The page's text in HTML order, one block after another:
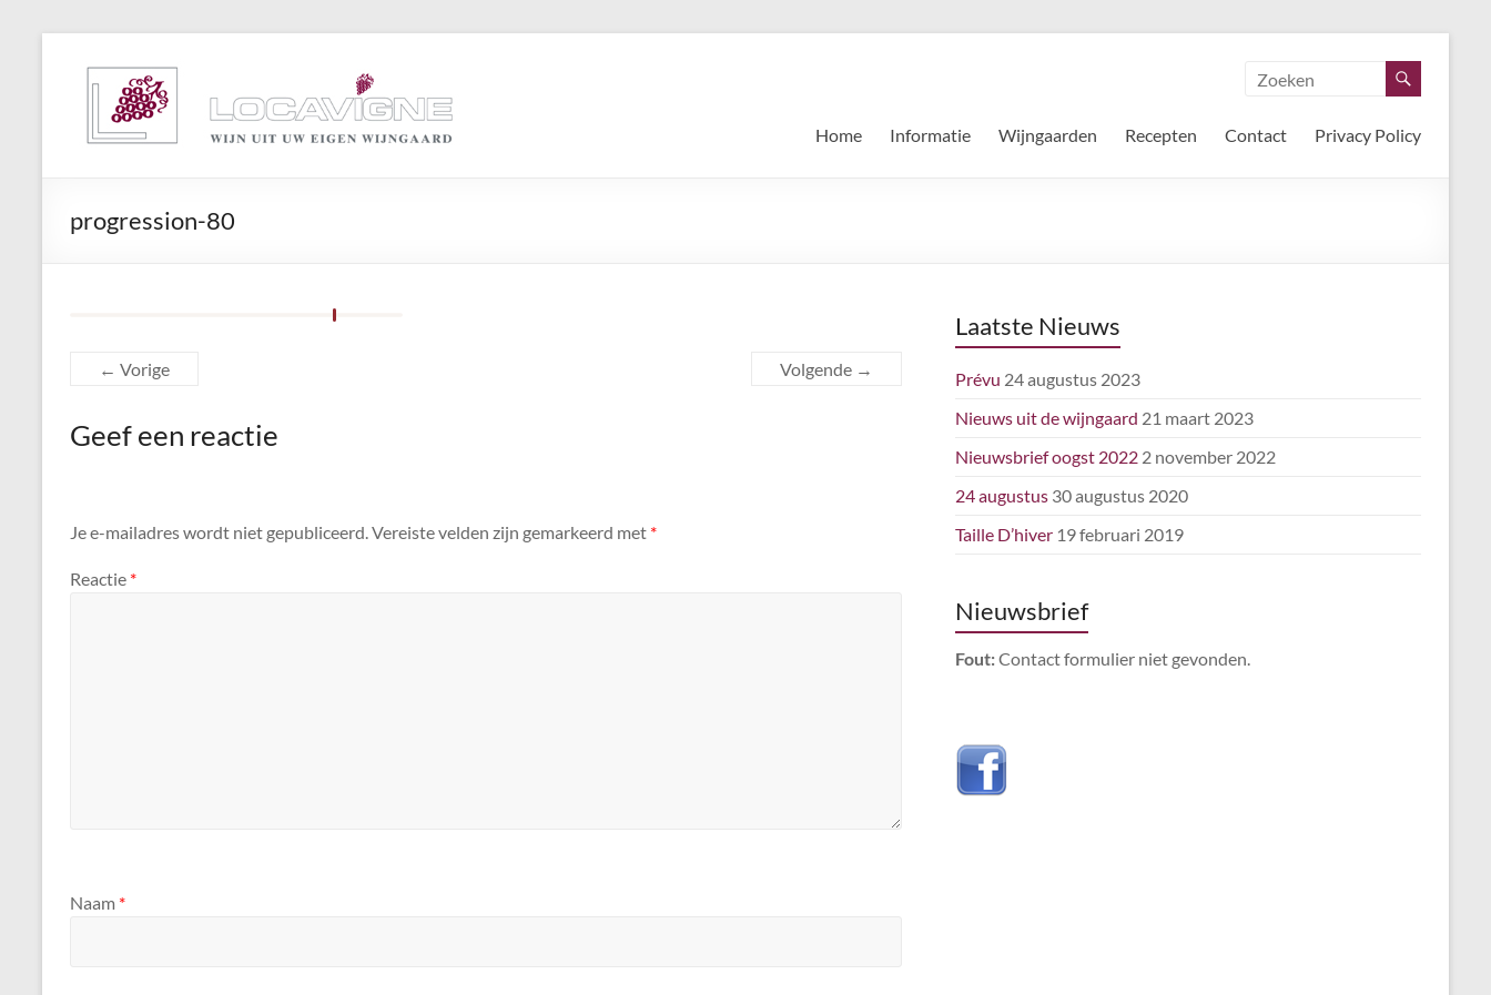
Locavigne
uit
Home Informatie Wijngaarden Recepten Contact Privacy Policy
progression-80
← Vorige Volgende →
Geef een reactie
Je e-mailadres wordt niet gepubliceerd.Vereiste velden zijn gemarkeerd met *
Reactie *
Naam *
Laatste Nieuws
Prévu 24 augustus 2023
Nieuws uit de wijngaard 21 maart 2023
Nieuwsbrief oogst 2022 2 november 2022
24 augustus 30 augustus 2020
Taille D’hiver 19 februari 2019
Nieuwsbrief
Fout:Contact formulier niet gevonden.